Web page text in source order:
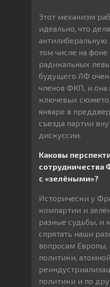
Этот механизм
идеально, что
антилиберальную
том числе на
радикальных
будущего ЛФ
членов ФКП, и она
ключевых
январе в
съезда партии
дискуссии.
Каковы
сотрудничества
с «зелёными»?
Исторически у
компартии и
разные судьбы,
спрятать наши
вопросам Европы,
политики,
политики и по